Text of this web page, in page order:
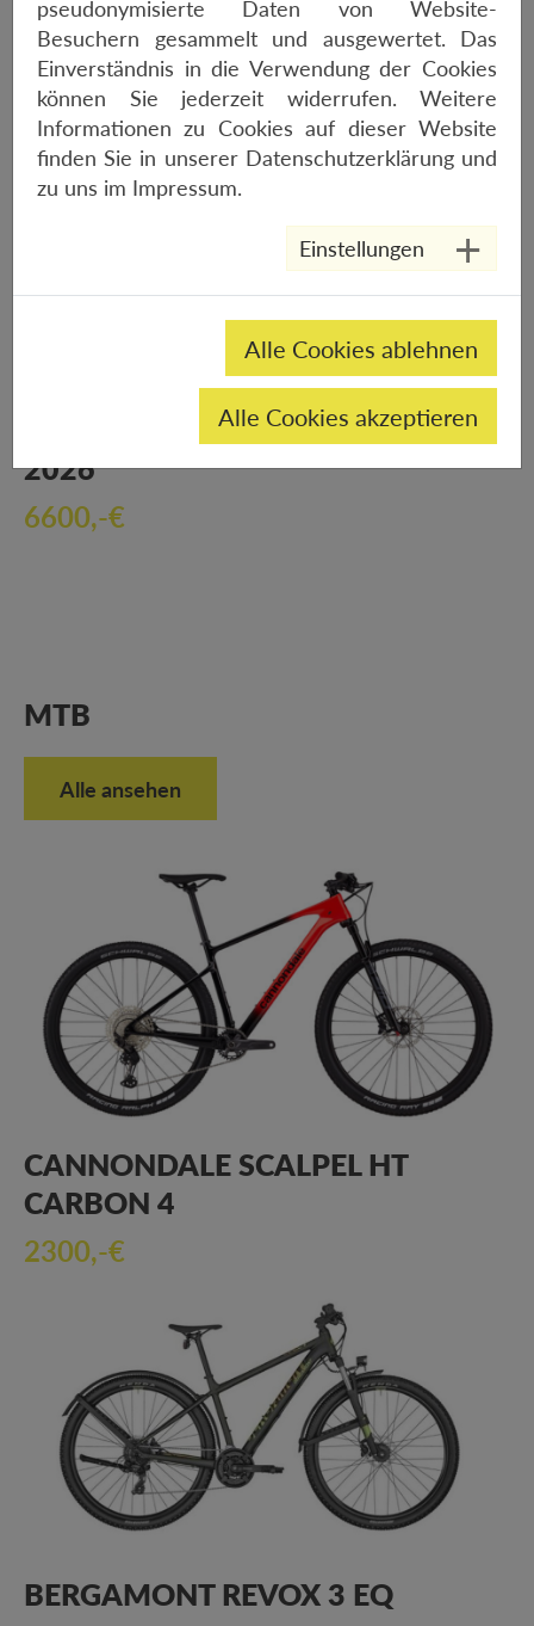
2026
10000,-€
ORBEA TERRA RACE M21ELTD 1X
2026
6600,-€
MTB
Alle ansehen
CANNONDALE SCALPEL HT
CARBON 4
2300,-€
BERGAMONT REVOX 3 EQ
pseudonymisierte Daten von Website-
Besuchern gesammelt und ausgewertet. Das
Einverständnis in die Verwendung der Cookies
können Sie jederzeit widerrufen. Weitere
Informationen zu Cookies auf dieser Website
finden Sie in unserer Datenschutzerklärungund
zu uns im Impressum.
Einstellungen
Alle Cookies ablehnen
Alle Cookies akzeptieren